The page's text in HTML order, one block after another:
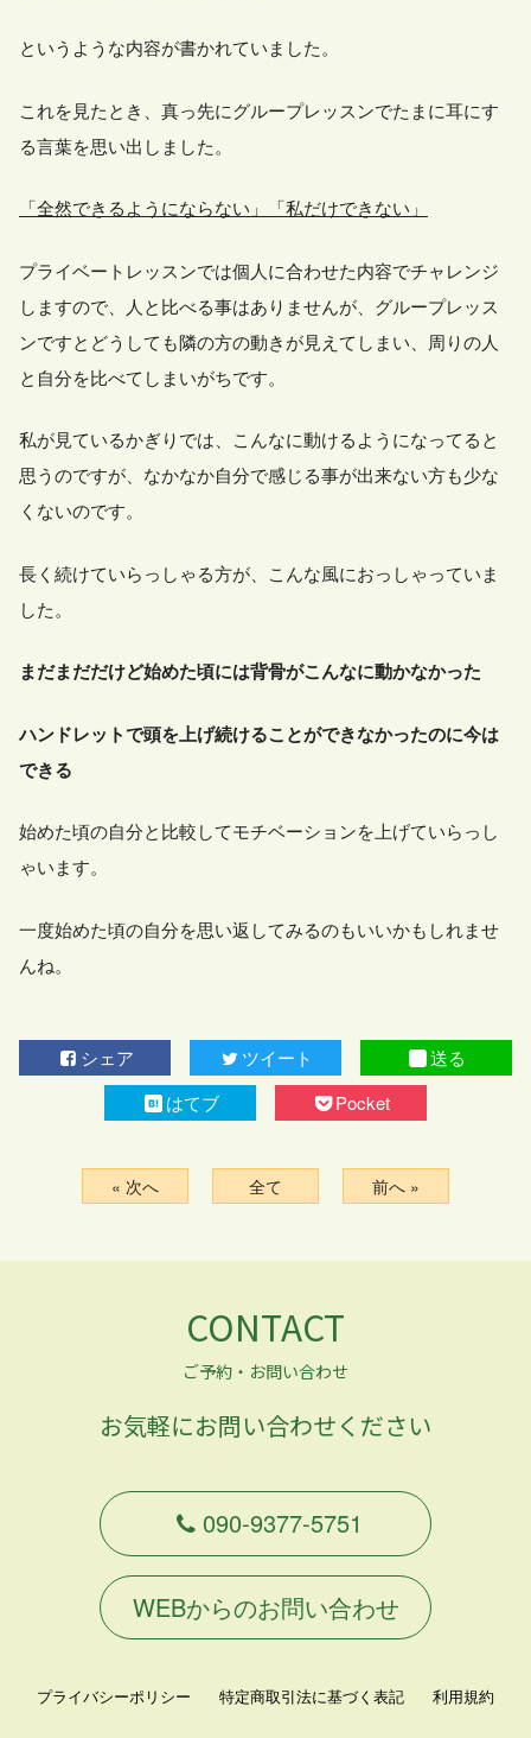
というような内容が書かれていました。
これを見たとき、真っ先にグループレッスンでたまに耳にす
る言葉を思い出しました。
「全然できるようにならない」「私だけできない」
プライベートレッスンでは個人に合わせた内容でチャレンジ
しますので、人と比べる事はありませんが、グループレッス
ンですとどうしても隣の方の動きが見えてしまい、周りの人
と自分を比べてしまいがちです。
私が見ているかぎりでは、こんなに動けるようになってると
思うのですが、なかなか自分で感じる事が出来ない方も少な
くないのです。
長く続けていらっしゃる方が、こんな風におっしゃっていま
した。
まだまだだけど始めた頃には背骨がこんなに動かなかった
ハンドレットで頭を上げ続けることができなかったのに今は
できる
始めた頃の自分と比較してモチベーションを上げていらっし
ゃいます。
一度始めた頃の自分を思い返してみるのもいいかもしれませ
んね。
シェア ツイート
送る
はてブ
Pocket
« 次へ 全て 前へ »
CONTACT
ご予約・お問い合わせ
お気軽にお問い合わせください
090-9377-5751
WEBからのお問い合わせ
プライバシーポリシー 特定商取引法に基づく表記 利用規約